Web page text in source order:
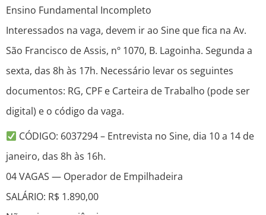
Ensino Fundamental Incompleto
Interessados na vaga, devem ir ao Sine que fica na Av.
São Francisco de Assis, nº 1070, B. Lagoinha. Segunda a
sexta, das 8h às 17h. Necessário levar os seguintes
documentos: RG, CPF e Carteira de Trabalho (pode ser
digital) e o código da vaga.
CÓDIGO: 6037294 – Entrevista no Sine, dia 10 a 14 de
janeiro, das 8h às 16h.
04 VAGAS — Operador de Empilhadeira
SALÁRIO: R$ 1.890,00